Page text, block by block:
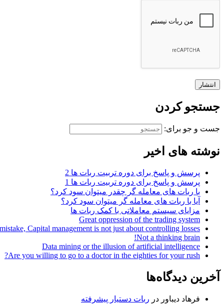
جستجو کردن
جست و جو برای:
نوشته های اخیر
پرسش و پاسخ برای دوره تربیت ربات ها 2
پرسش و پاسخ برای دوره تربیت ربات ها 1
با ربات های معامله گر چقدر میتوان سود کرد؟
آیا با ربات های معامله گر میتوان سود کرد؟
مزایای سیستم معاملاتی با کمک ربات ها
Great oppression of the trading system
Capital management is not just about controlling losses!
Not a thinking brain!
Data mining or the illusion of artificial intelligence
Are you willing to go to a doctor in the eighties for your rush?
آخرین دیدگاه‌ها
فرهاد دیباور در ربات دستیار پیشرفته